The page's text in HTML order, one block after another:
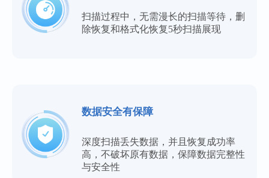
扫描过程中，无需漫长的扫描等待，删
除恢复和格式化恢复5秒扫描展现
数据安全有保障
深度扫描丢失数据，并且恢复成功率
高，不破坏原有数据，保障数据完整性
与安全性